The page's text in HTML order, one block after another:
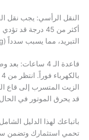
النقل الرأسي: يجب نقل
أكثر من 45 درجة
التبريد، مما يسبب سدداً (Oil Clog).
قاعدة الـ 4
الزيت المتسرب إلى قاع
قد يحرق الموتور في الحال
باتباعك لهذا الدليل
تحمي استثمارك وتضمن